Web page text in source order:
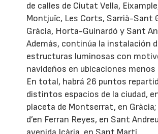
de calles de Ciutat Vella,
Montjuïc, Les Corts, Sarrià-Sant
Gràcia, Horta-Guinardó y Sant
Además, continúa la instalación
estructuras luminosas con
navideños en ubicaciones
En total, habrá 26 puntos
distintos espacios de la ciudad,
placeta de Montserrat, en Gràcia;
d’en Ferran Reyes, en Sant